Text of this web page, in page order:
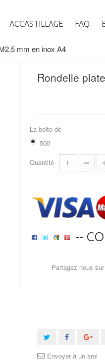
ACCASTILLAGE FAQ
mm en inox A4
Rondelle
La boite de
500
Quantité
--
Partagez nous
Envoyer à un ami